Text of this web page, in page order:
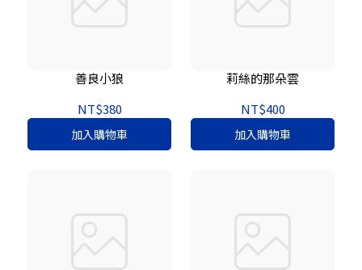
善良小狼
NT$380
加入購物車
莉絲的那朵雲
NT$400
加入購物車